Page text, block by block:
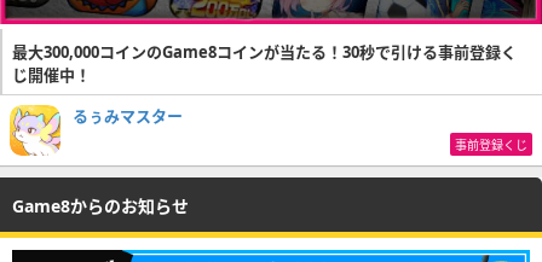
最大300,000コインのGame8コインが当たる！30秒で引ける事前登録く
じ開催中！
るぅみマスター
事前登録くじ
Game8からのお知らせ